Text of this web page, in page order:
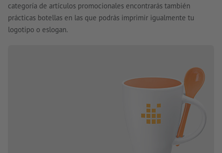
categoría de artículos promocionales encontrarás también
prácticas botellas en las que podrás imprimir igualmente tu
logotipo o eslogan.